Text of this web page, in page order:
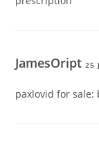
JamesOript25
paxlovid for sale: